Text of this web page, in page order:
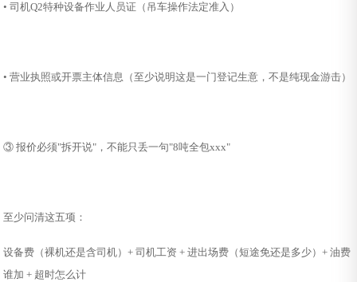
• 司机Q2特种设备作业人员证（吊车操作法定准入）
• 营业执照或开票主体信息（至少说明这是一门登记生意，不是纯现金游击）
③ 报价必须"拆开说"，不能只丢一句"8吨全包xxx"
至少问清这五项：
设备费（裸机还是含司机）+ 司机工资 + 进出场费（短途免还是多少）+ 油费
谁加 + 超时怎么计